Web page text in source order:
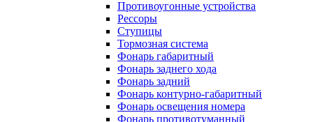
Противоугонные устройства
Рессоры
Ступицы
Тормозная система
Фонарь габаритный
Фонарь заднего хода
Фонарь задний
Фонарь контурно-габаритный
Фонарь освещения номера
Фонарь противотуманный